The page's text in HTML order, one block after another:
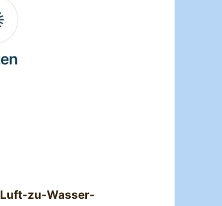
Luft-zu-Wasser-